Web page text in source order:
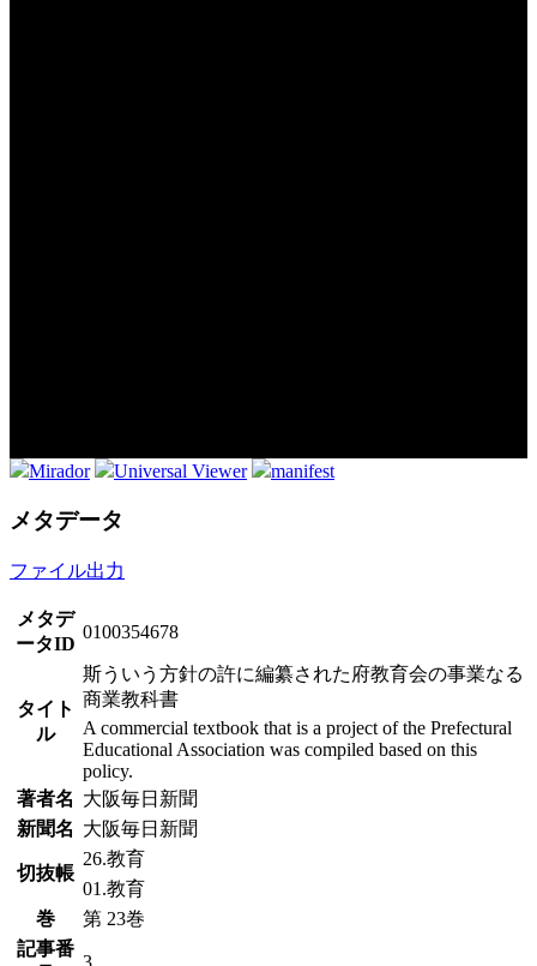
Mirador Universal Viewer manifest
メタデータ
ファイル出力
メタデ
ータID
0100354678
タイト
ル
斯ういう方針の許に編纂された府教育会の事業なる
商業教科書
A commercial textbook that is a project of the Prefectural
Educational Association was compiled based on this
policy.
著者名 大阪毎日新聞
新聞名 大阪毎日新聞
切抜帳
26.教育
01.教育
巻
第 23巻
記事番
3